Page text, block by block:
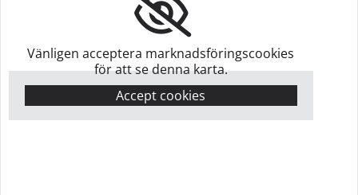
Vänligen acceptera marknadsföringscookies
för att se denna karta.
Accept cookies